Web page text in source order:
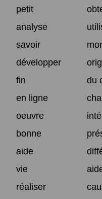
petit
analyse
savoir
développer
fin
du
en ligne
oeuvre
bonne
aide
vie
réaliser